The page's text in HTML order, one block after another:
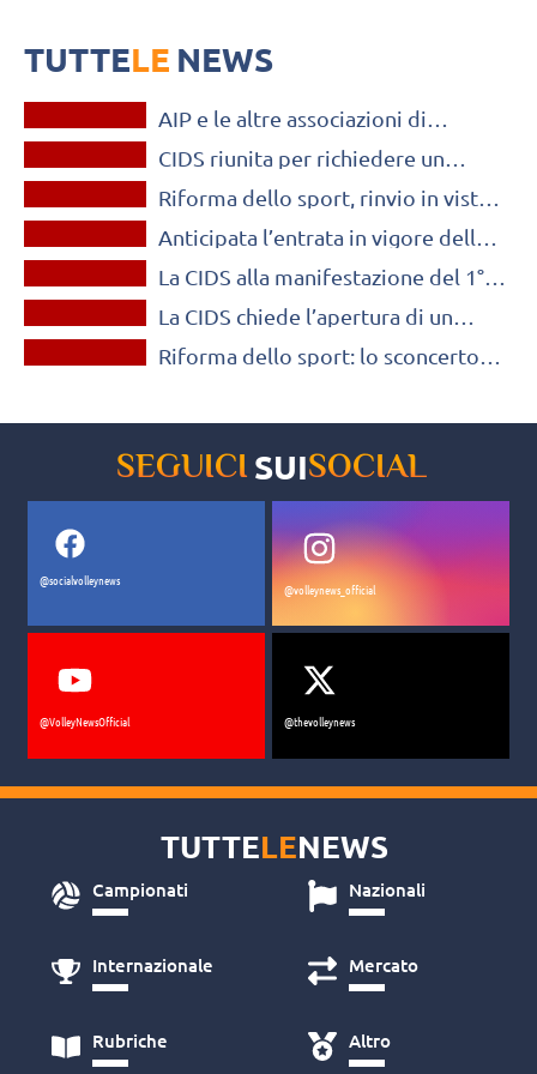
TUTTELE NEWS
OLTRE IL VOLLEY
AIP e le altre associazioni di
Andrea Abodi
OLTRE IL VOLLEY
CIDS riunita per richiedere un
riforma deve farsi
OLTRE IL VOLLEY
Riforma dello sport, rinvio in vista?
no
OLTRE IL VOLLEY
Anticipata l’entrata in vigore della
delle associazioni
OLTRE IL VOLLEY
La CIDS alla manifestazione del 1°
sportivo
OLTRE IL VOLLEY
La CIDS chiede l’apertura di un
OLTRE IL VOLLEY
Riforma dello sport: lo sconcerto
SEGUICI SUISOCIAL
@socialvolleynews
@volleynews_official
@VolleyNewsOfficial @thevolleynews
TUTTELENEWS
Campionati Nazionali
Internazionale Mercato
Rubriche Altro